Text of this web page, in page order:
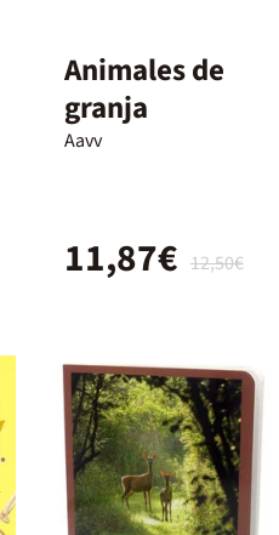
Animales de
granja
Aavv
12,50€
11,87€